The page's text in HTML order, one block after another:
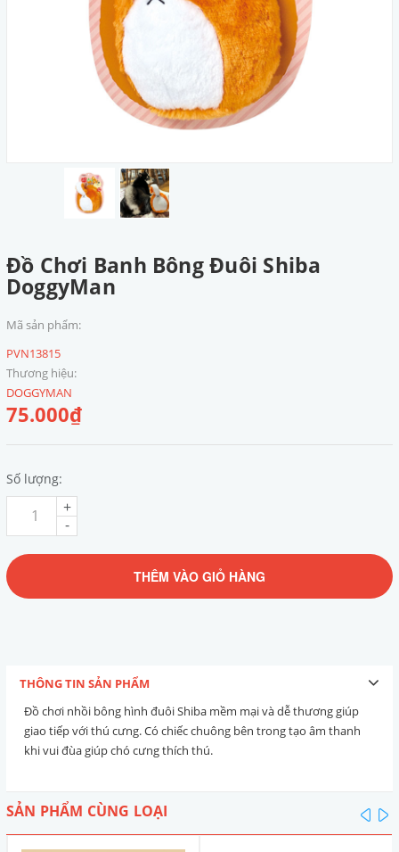
Đồ Chơi Banh Bông Đuôi Shiba
DoggyMan
Mã sản phẩm:
PVN13815
Thương hiệu:
DOGGYMAN
75.000₫
Số lượng:
-
+
THÊM VÀO GIỎ HÀNG
THÔNG TIN SẢN PHẨM
Đồ chơi nhồi bông hình đuôi Shiba mềm mại và dễ thương giúp
giao tiếp với thú cưng. Có chiếc chuông bên trong tạo âm thanh
khi vui đùa giúp chó cưng thích thú.
SẢN PHẨM CÙNG LOẠI